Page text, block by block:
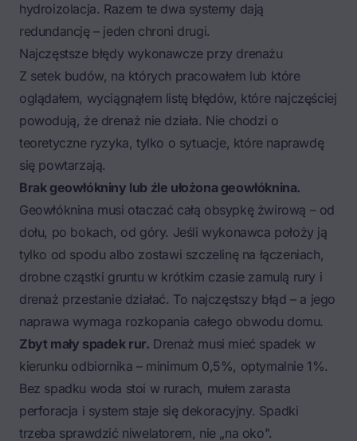
hydroizolacja. Razem te dwa systemy dają
redundancję – jeden chroni drugi.
Najczęstsze błędy wykonawcze przy drenażu
Z setek budów, na których pracowałem lub które
oglądałem, wyciągnąłem listę błędów, które najczęściej
powodują, że drenaż nie działa. Nie chodzi o
teoretyczne ryzyka, tylko o sytuacje, które naprawdę
się powtarzają.
Brak geowłókniny lub źle ułożona geowłóknina.
Geowłóknina musi otaczać całą obsypkę żwirową – od
dołu, po bokach, od góry. Jeśli wykonawca położy ją
tylko od spodu albo zostawi szczelinę na łączeniach,
drobne cząstki gruntu w krótkim czasie zamulą rury i
drenaż przestanie działać. To najczęstszy błąd – a jego
naprawa wymaga rozkopania całego obwodu domu.
Zbyt mały spadek rur. Drenaż musi mieć spadek w
kierunku odbiornika – minimum 0,5%, optymalnie 1%.
Bez spadku woda stoi w rurach, mułem zarasta
perforacja i system staje się dekoracyjny. Spadki
trzeba sprawdzić niwelatorem, nie „na oko".